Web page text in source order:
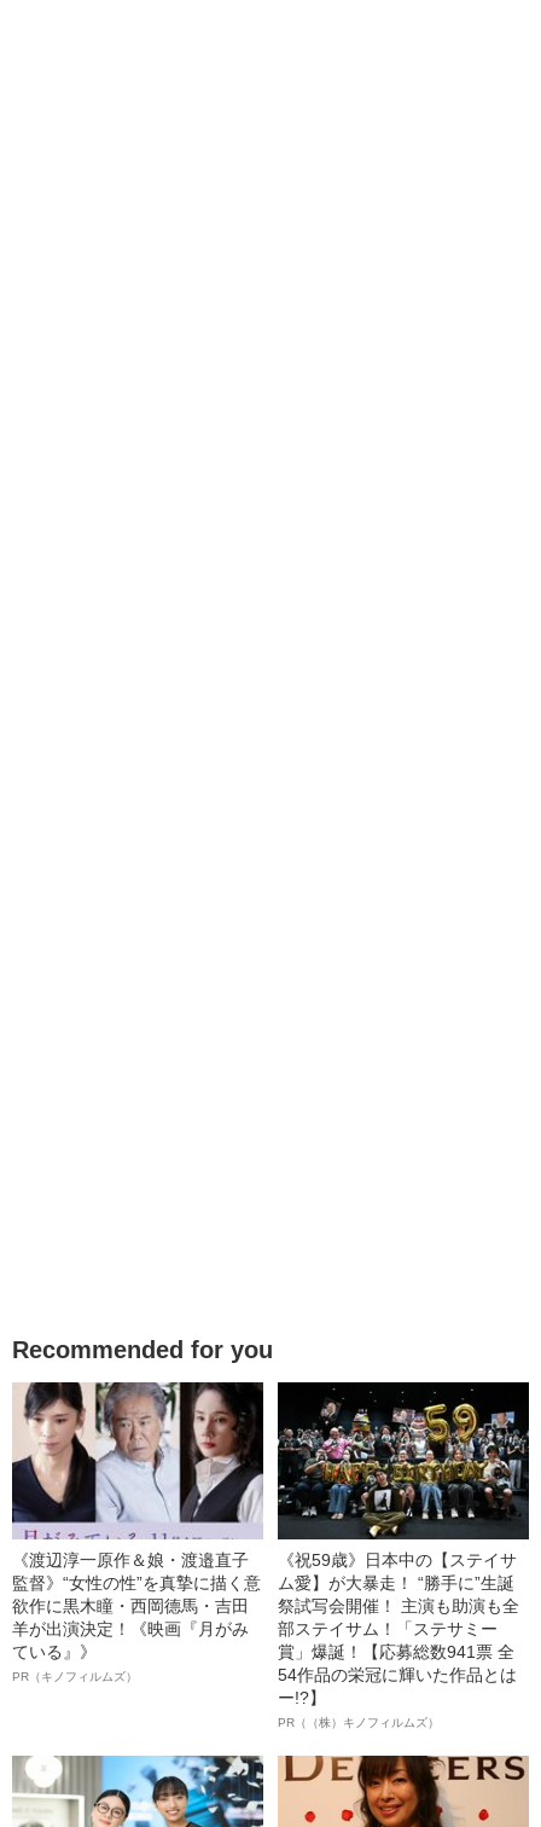
Recommended for you
《渡辺淳一原作＆娘・渡邉直子
監督》“女性の性”を真摯に描く意
欲作に黒木瞳・西岡德馬・吉田
羊が出演決定！《映画『月がみ
ている』》
PR（キノフィルムズ）
《祝59歳》日本中の【ステイサ
ム愛】が大暴走！ “勝手に”生誕
祭試写会開催！ 主演も助演も全
部ステイサム！「ステサミー
賞」爆誕！【応募総数941票 全
54作品の栄冠に輝いた作品とは
ー!?】
PR（（株）キノフィルムズ）